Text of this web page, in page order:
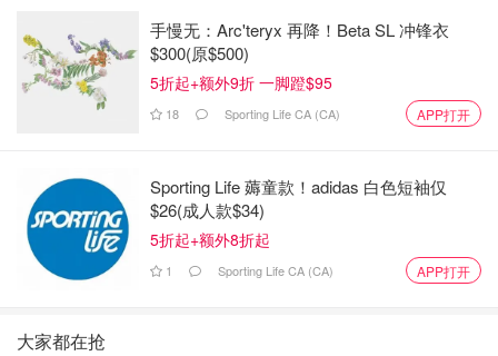
手慢无：Arc'teryx 再降！Beta SL 冲锋衣
$300(原$500)
5折起+额外9折 一脚蹬$95
18 Sporting Life CA (CA) APP打开
Sporting Life 薅童款！adidas 白色短袖仅
$26(成人款$34)
5折起+额外8折起
1 Sporting Life CA (CA) APP打开
大家都在抢